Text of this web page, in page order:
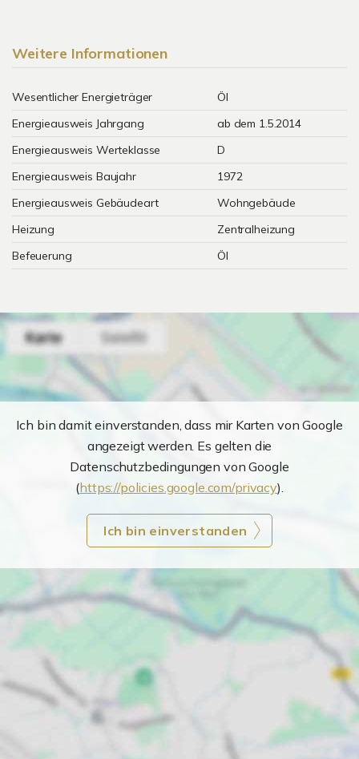
Weitere Informationen
Wesentlicher Energieträger
Öl
Energieausweis Jahrgang
ab dem 1.5.2014
Energieausweis Werteklasse
D
Energieausweis Baujahr
1972
Energieausweis Gebäudeart
Wohngebäude
Heizung
Zentralheizung
Befeuerung
Öl
Ich bin damit einverstanden, dass mir Karten von Google
angezeigt werden. Es gelten die
Datenschutzbedingungen von Google
(https://policies.google.com/privacy).
Ich bin einverstanden